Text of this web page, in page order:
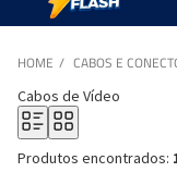
CABOS E
Cabos de Vídeo
Produtos encontrados: